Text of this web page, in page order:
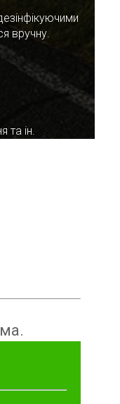
вручну.
та ін.